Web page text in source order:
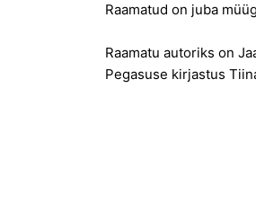
Raamatud on juba
Raamatu autoriks on
Pegasuse kirjastus